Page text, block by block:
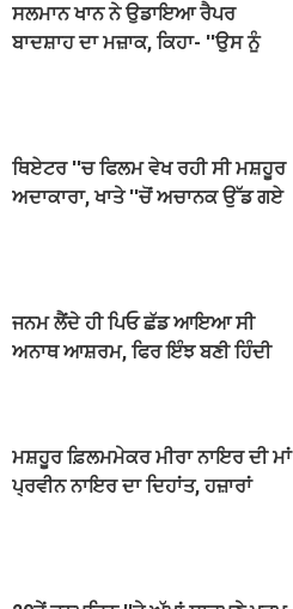
ਸਲਮਾਨ ਖਾਨ ਨੇ ਉਡਾਇਆ ਰੈਪਰ
ਬਾਦਸ਼ਾਹ ਦਾ ਮਜ਼ਾਕ, ਕਿਹਾ- ''ਉਸ ਨੂੰ
ਥਿਏਟਰ ''ਚ ਫਿਲਮ ਵੇਖ ਰਹੀ ਸੀ ਮਸ਼ਹੂਰ
ਅਦਾਕਾਰਾ, ਖਾਤੇ ''ਚੋਂ ਅਚਾਨਕ ਉੱਡ ਗਏ
ਜਨਮ ਲੈਂਦੇ ਹੀ ਪਿਓ ਛੱਡ ਆਇਆ ਸੀ
ਅਨਾਥ ਆਸ਼ਰਮ, ਫਿਰ ਇੰਝ ਬਣੀ ਹਿੰਦੀ
ਮਸ਼ਹੂਰ ਫ਼ਿਲਮਮੇਕਰ ਮੀਰਾ ਨਾਇਰ ਦੀ ਮਾਂ
ਪ੍ਰਵੀਨ ਨਾਇਰ ਦਾ ਦਿਹਾਂਤ, ਹਜ਼ਾਰਾਂ